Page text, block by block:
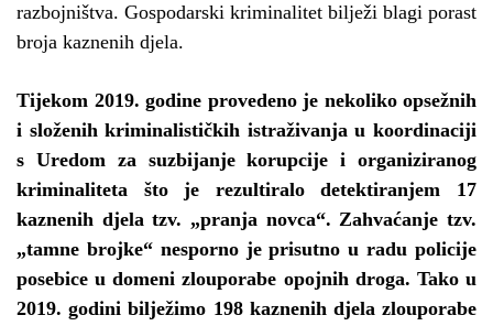
razbojništva. Gospodarski kriminalitet bilježi blagi porast
broja kaznenih djela.
Tijekom 2019. godine provedeno je nekoliko opsežnih
i složenih kriminalističkih istraživanja u koordinaciji
s Uredom za suzbijanje korupcije i organiziranog
kriminaliteta što je rezultiralo detektiranjem 17
kaznenih djela tzv. „pranja novca“. Zahvaćanje tzv.
„tamne brojke“ nesporno je prisutno u radu policije
posebice u domeni zlouporabe opojnih droga. Tako u
2019. godini bilježimo 198 kaznenih djela zlouporabe